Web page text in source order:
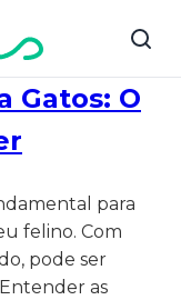
Gatos: O
para
felino. Com
pode ser
as